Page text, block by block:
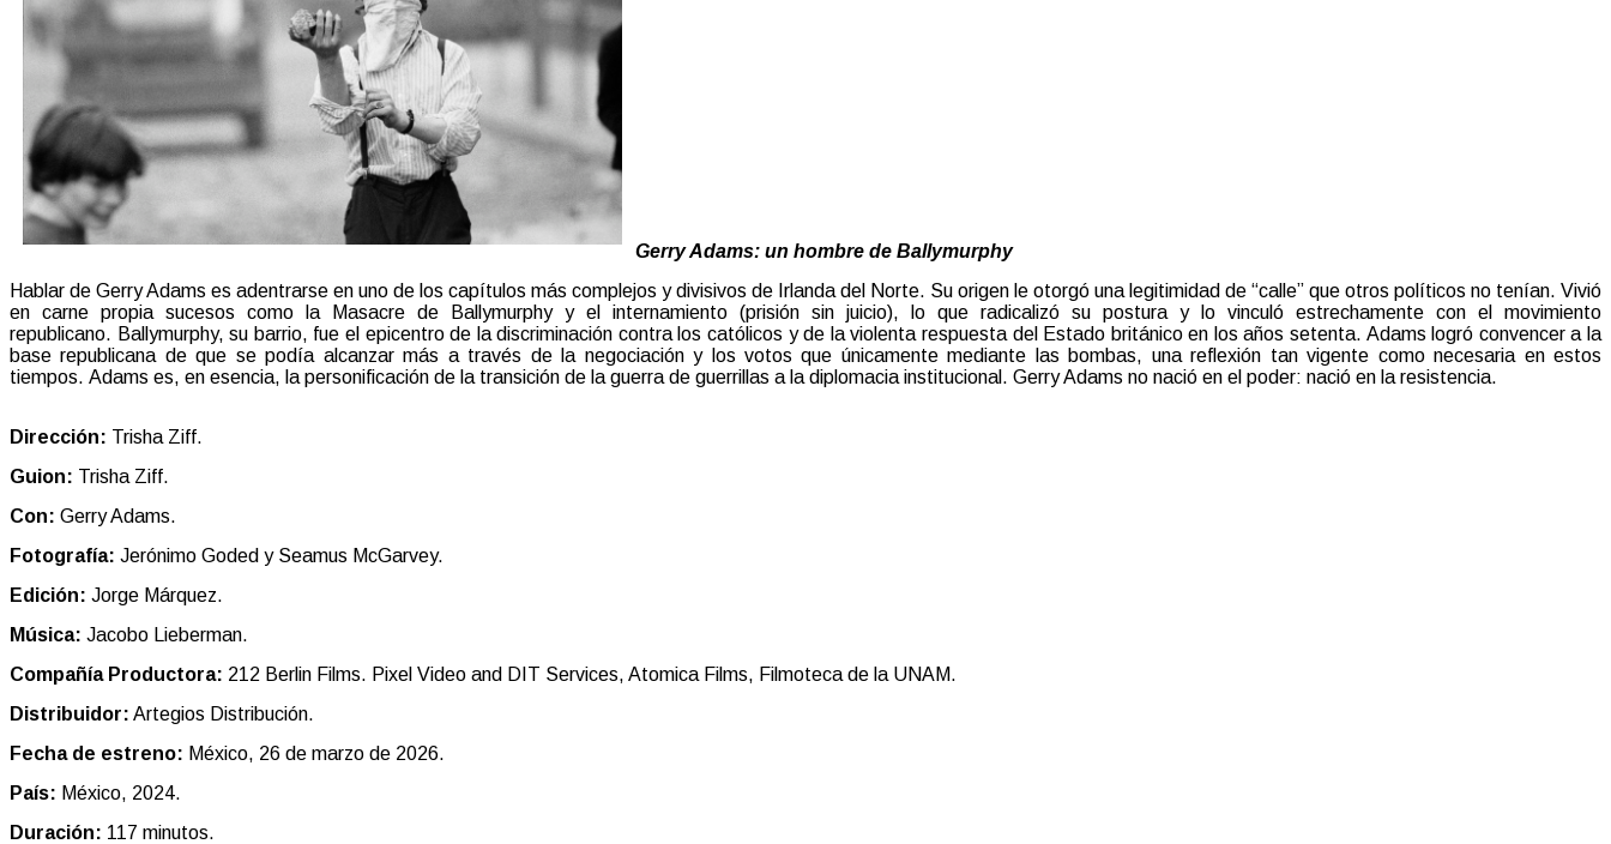
Gerry Adams: un hombre de Ballymurphy
Hablar de Gerry Adams es adentrarse en uno de los capítulos más complejos y divisivos de Irlanda del Norte. Su origen le otorgó una legitimidad de “calle” que otros políticos no tenían. Vivió
en carne propia sucesos como la Masacre de Ballymurphy y el internamiento (prisión sin juicio), lo que radicalizó su postura y lo vinculó estrechamente con el movimiento
republicano. Ballymurphy, su barrio, fue el epicentro de la discriminación contra los católicos y de la violenta respuesta del Estado británico en los años setenta. Adams logró convencer a la
base republicana de que se podía alcanzar más a través de la negociación y los votos que únicamente mediante las bombas, una reflexión tan vigente como necesaria en estos
tiempos. Adams es, en esencia, la personificación de la transición de la guerra de guerrillas a la diplomacia institucional. Gerry Adams no nació en el poder: nació en la resistencia.
Dirección: Trisha Ziff.
Guion: Trisha Ziff.
Con: Gerry Adams.
Fotografía: Jerónimo Goded y Seamus McGarvey.
Edición: Jorge Márquez.
Música: Jacobo Lieberman.
Compañía Productora: 212 Berlin Films. Pixel Video and DIT Services, Atomica Films, Filmoteca de la UNAM.
Distribuidor: Artegios Distribución.
Fecha de estreno: México, 26 de marzo de 2026.
País: México, 2024.
Duración: 117 minutos.